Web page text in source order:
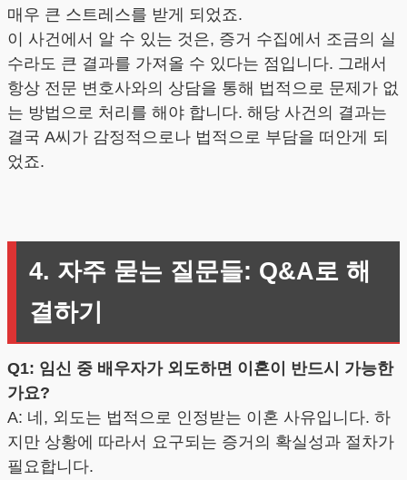
매우 큰 스트레스를 받게 되었죠.
이 사건에서 알 수 있는 것은, 증거 수집에서 조금의 실
수라도 큰 결과를 가져올 수 있다는 점입니다. 그래서
항상 전문 변호사와의 상담을 통해 법적으로 문제가 없
는 방법으로 처리를 해야 합니다. 해당 사건의 결과는
결국 A씨가 감정적으로나 법적으로 부담을 떠안게 되
었죠.
4. 자주 묻는 질문들: Q&A로 해
결하기
Q1: 임신 중 배우자가 외도하면 이혼이 반드시 가능한
가요?
A: 네, 외도는 법적으로 인정받는 이혼 사유입니다. 하
지만 상황에 따라서 요구되는 증거의 확실성과 절차가
필요합니다.